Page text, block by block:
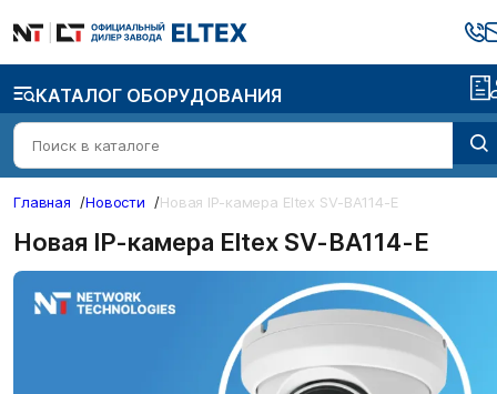
КАТАЛОГ ОБОРУДОВАНИЯ
Главная /Новости /Новая IP-камера Eltex SV-BA114-E
Новая IP-камера Eltex SV-BA114-E